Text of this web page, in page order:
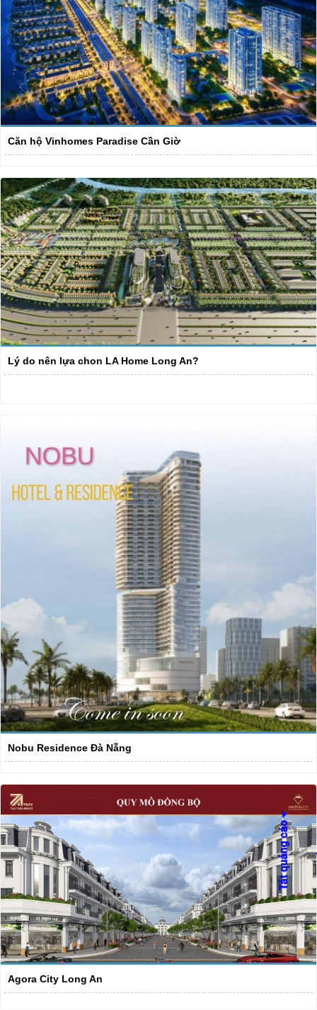
Căn hộ Vinhomes Paradise Cần Giờ
Lý do nên lựa chon LA Home Long An?
Nobu Residence Đà Nẵng
Agora City Long An